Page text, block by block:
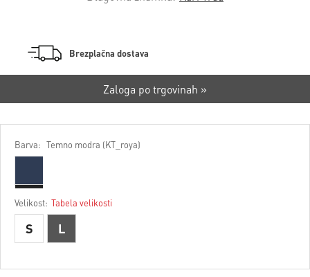
Brezplačna dostava
Zaloga po trgovinah »
Barva: Temno modra (KT_roya)
Velikost: Tabela velikosti
S L